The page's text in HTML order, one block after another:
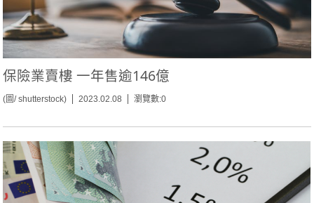
保險業賣樓 一年售逾146億
(圖/ shutterstock) 2023.02.08 瀏覽數:0